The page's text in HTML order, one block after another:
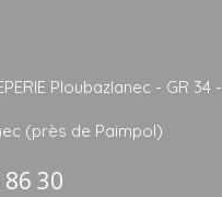
Ploubazlanec - GR 34 -
(près de Paimpol)
30